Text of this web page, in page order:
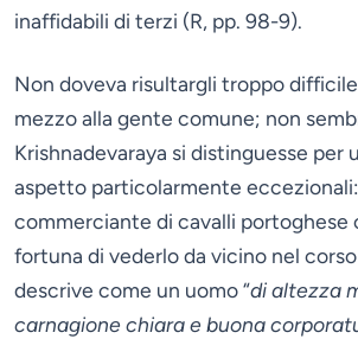
inaffidabili di terzi (R, pp. 98-9).
Non doveva risultargli troppo
mezzo alla gente comune; non
Krishnadevaraya si distinguesse per
aspetto particolarmente eccezionali:
commerciante di cavalli portoghese
fortuna di vederlo da vicino nel corso
descrive come un uomo “di altezza
carnagione chiara e buona